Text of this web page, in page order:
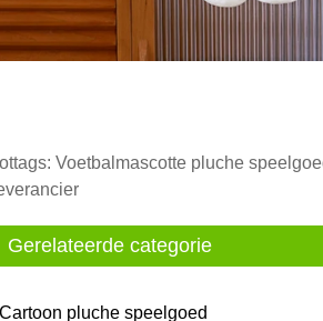
Voetbalmascotte pluche
Gerelateerde categorie
Cartoon pluche speelgoed